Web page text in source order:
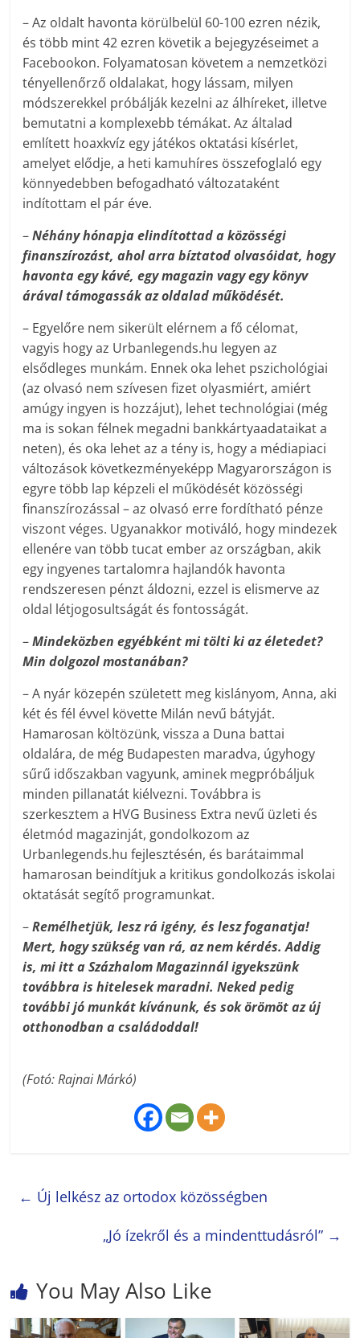
– Az oldalt havonta körülbelül 60-100 ezren nézik,
és több mint 42 ezren követik a bejegyzéseimet a
Facebookon. Folyamatosan követem a nemzetközi
tényellenőrző oldalakat, hogy lássam, milyen
módszerekkel próbálják kezelni az álhíreket, illetve
bemutatni a komplexebb témákat. Az általad
említett hoaxkvíz egy játékos oktatási kísérlet,
amelyet elődje, a heti kamuhíres összefoglaló egy
könnyedebben befogadható változataként
indítottam el pár éve.
–Néhány hónapja elindítottad a közösségi
finanszírozást, ahol arra bíztatod olvasóidat, hogy
havonta egy kávé, egy magazin vagy egy könyv
árával támogassák az oldalad működését.
– Egyelőre nem sikerült elérnem a fő célomat,
vagyis hogy az Urbanlegends.hu legyen az
elsődleges munkám. Ennek oka lehet pszichológiai
(az olvasó nem szívesen fizet olyasmiért, amiért
amúgy ingyen is hozzájut), lehet technológiai (még
ma is sokan félnek megadni bankkártyaadataikat a
neten), és oka lehet az a tény is, hogy a médiapiaci
változások következményeképp Magyarországon is
egyre több lap képzeli el működését közösségi
finanszírozással – az olvasó erre fordítható pénze
viszont véges. Ugyanakkor motiváló, hogy mindezek
ellenére van több tucat ember az országban, akik
egy ingyenes tartalomra hajlandók havonta
rendszeresen pénzt áldozni, ezzel is elismerve az
oldal létjogosultságát és fontosságát.
–Mindeközben egyébként mi tölti ki az életedet?
Min dolgozol mostanában?
– A nyár közepén született meg kislányom, Anna, aki
két és fél évvel követte Milán nevű bátyját.
Hamarosan költözünk, vissza a Duna battai
oldalára, de még Budapesten maradva, úgyhogy
sűrű időszakban vagyunk, aminek megpróbáljuk
minden pillanatát kiélvezni. Továbbra is
szerkesztem a HVG Business Extra nevű üzleti és
életmód magazinját, gondolkozom az
Urbanlegends.hu fejlesztésén, és barátaimmal
hamarosan beindítjuk a kritikus gondolkozás iskolai
oktatását segítő programunkat.
–Remélhetjük, lesz rá igény, és lesz foganatja!
Mert, hogy szükség van rá, az nem kérdés. Addig
is, mi itt a Százhalom Magazinnál igyekszünk
továbbra is hitelesek maradni. Neked pedig
további jó munkát kívánunk, és sok örömöt az új
otthonodban a családoddal!
(Fotó: Rajnai Márkó)
← Új lelkész az ortodox közösségben
„Jó ízekről és a mindenttudásról” →
You May Also Like